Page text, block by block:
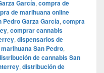
García, compra de
de marihuana online
Pedro Garza García, compra
, comprar cannabis
, dispensarios de
San Pedro,
de cannabis San
, distribución de